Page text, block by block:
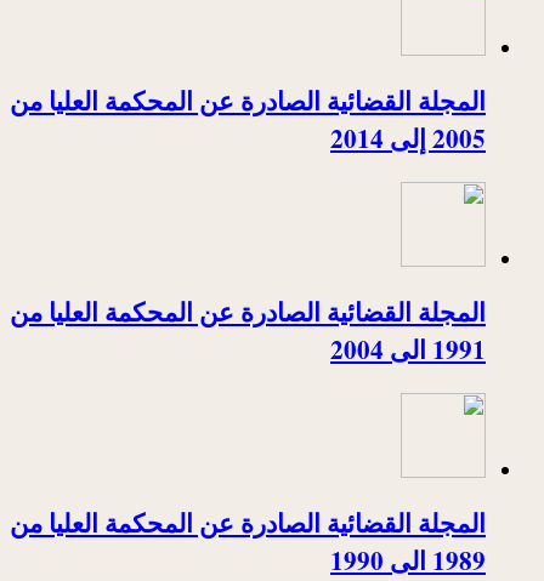
المجلة القضائية الصادرة عن المحكمة العليا من
2005 إلى 2014
المجلة القضائية الصادرة عن المحكمة العليا من
1991 الى 2004
المجلة القضائية الصادرة عن المحكمة العليا من
1989 الى 1990